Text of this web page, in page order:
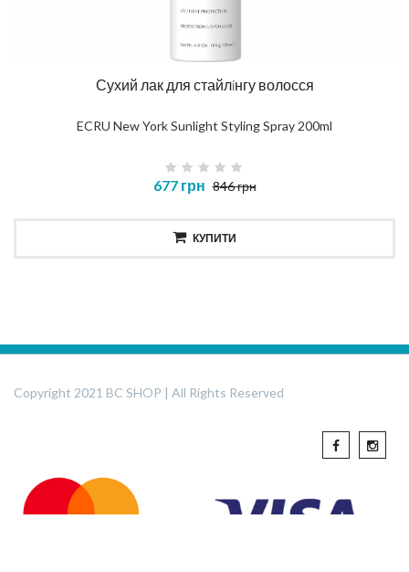
Сухий лак для стайлiнгу волосся
ECRU New York Sunlight Styling Spray 200ml
677 грн 846 грн
КУПИТИ
Copyright 2021 BC SHOP | All Rights Reserved